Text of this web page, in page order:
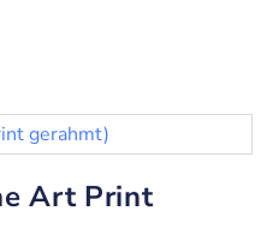
Art Print